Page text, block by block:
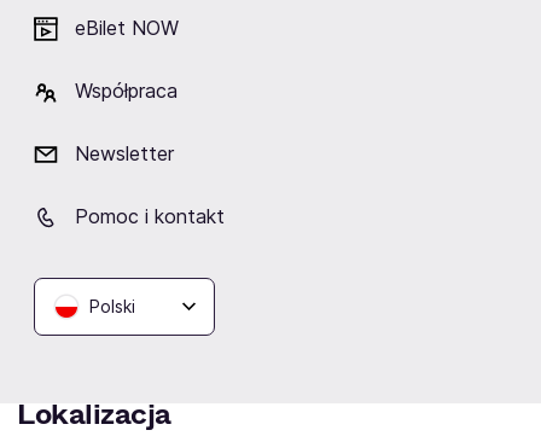
eBilet NOW
Współpraca
Newsletter
Pomoc i kontakt
Polski
Robert Kubiszyn - kontrabas, gitara basowa
Patryk Dobosz – perkusja
Artyści
Dawid Lubowicz
Lokalizacja